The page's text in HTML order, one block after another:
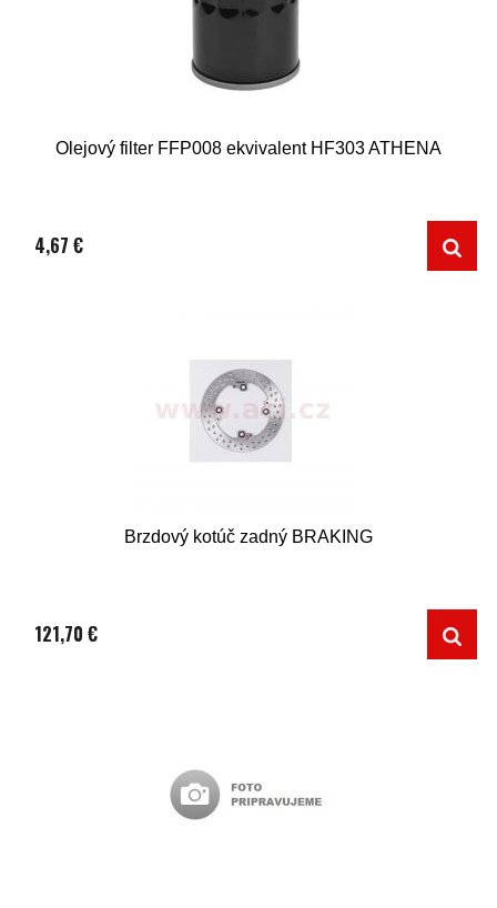
Olejový filter FFP008 ekvivalent HF303 ATHENA
4,67 €
Brzdový kotúč zadný BRAKING
121,70 €